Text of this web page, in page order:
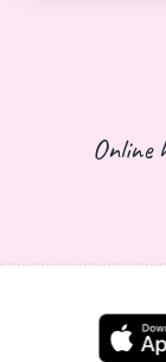
Online